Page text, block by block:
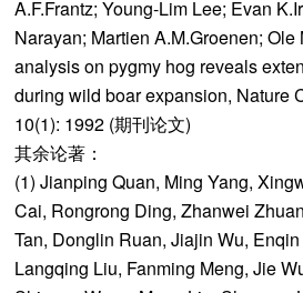
A.F.Frantz; Young-Lim Lee; Evan
Narayan; Martien A.M.Groenen;
analysis on pygmy hog reveals
during wild boar expansion, Nature
10(1): 1992 (期刊论文)
其余论著：
(1) Jianping Quan, Ming Yang,
Cai, Rongrong Ding, Zhanwei
Tan, Donglin Ruan, Jiajin Wu,
Langqing Liu, Fanming Meng, Jie